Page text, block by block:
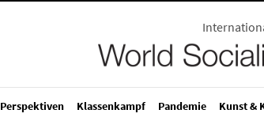
Perspektiven Klassenkampf Pandemie Kunst &